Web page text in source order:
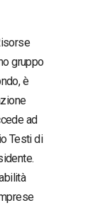
gruppo
è
ad
Testi di